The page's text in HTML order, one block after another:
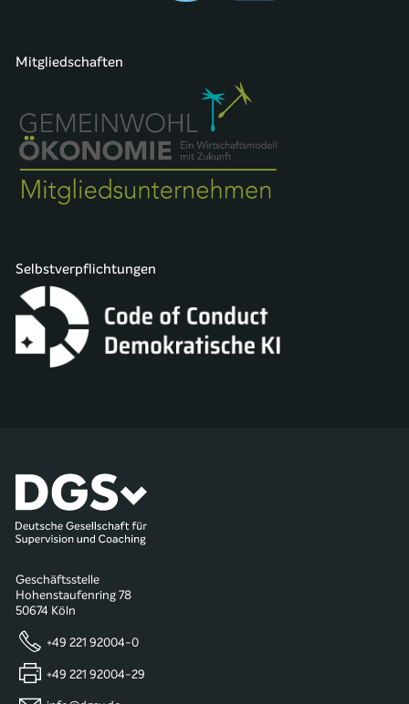
Mitgliedschaften
Selbstverpflichtungen
Geschäftsstelle
Hohenstaufenring 78
50674 Köln
+49 221 92004-0
+49 221 92004-29